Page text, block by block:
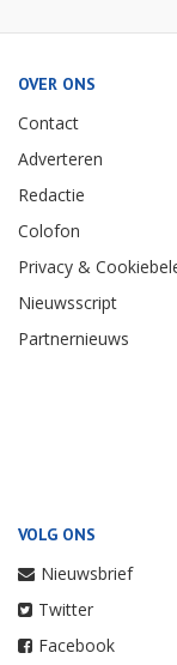
OVER ONS
Contact
Adverteren
Redactie
Colofon
Privacy &
Nieuwsscript
Partnernieuws
VOLG ONS
Nieuwsbrief
Twitter
Facebook